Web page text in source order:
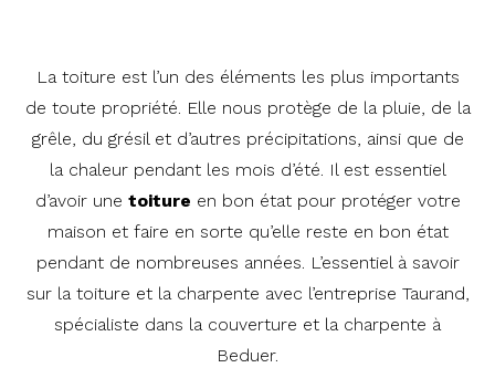
La toiture est l’un des éléments les plus importants
de toute propriété. Elle nous protège de la pluie, de la
grêle, du grésil et d’autres précipitations, ainsi que de
la chaleur pendant les mois d’été. Il est essentiel
d’avoir une toiture en bon état pour protéger votre
maison et faire en sorte qu’elle reste en bon état
pendant de nombreuses années. L’essentiel à savoir
sur la toiture et la charpente avec l’entreprise Taurand,
spécialiste dans la couverture et la charpente à
Beduer.